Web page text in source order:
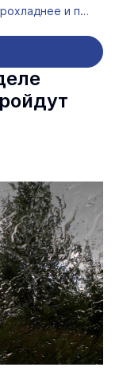
В Марий Эл на этой неделе станет прохладнее и пройдут дожди